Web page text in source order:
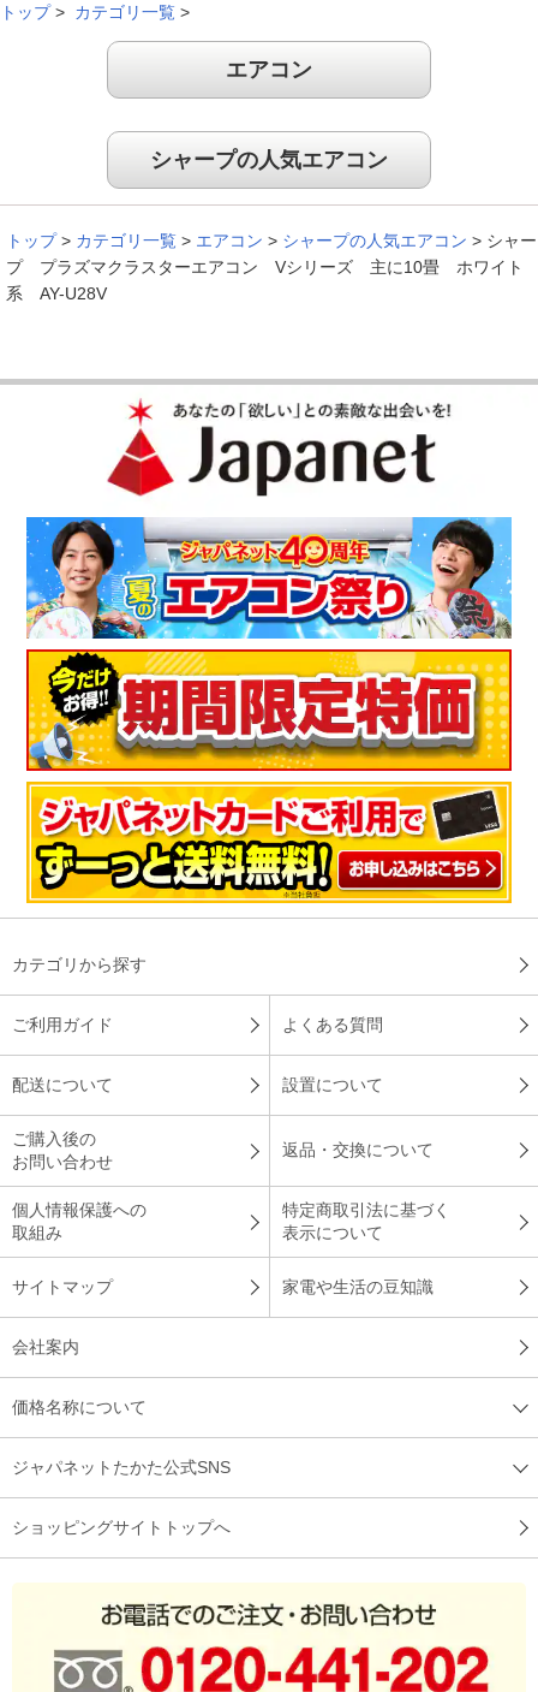
トップ> カテゴリ一覧 >
エアコン
シャープの人気エアコン
トップ > カテゴリ一覧 > エアコン > シャープの人気エアコン > シャー
プ プラズマクラスターエアコン Vシリーズ 主に10畳 ホワイト
系 AY-U28V
カテゴリから探す
ご利用ガイド よくある質問
配送について 設置について
ご購入後の
お問い合わせ
返品・交換について
個人情報保護への
取組み
特定商取引法に基づく
表示について
サイトマップ 家電や生活の豆知識
会社案内
価格名称について
ジャパネットたかた公式SNS
ショッピングサイトトップへ